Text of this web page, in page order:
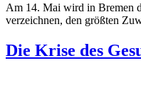
Am 14. Mai wird in Bremen
verzeichnen, den größten
Die Krise des